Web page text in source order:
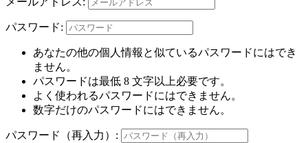
パスワード:
あなたの他の個人情報と似ているパスワードにはでき
ません。
パスワードは最低 8 文字以上必要です。
よく使われるパスワードにはできません。
数字だけのパスワードにはできません。
パスワード（再入力）: